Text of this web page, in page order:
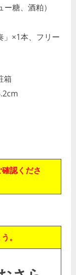
糖、酒粕）
」×1本、フリー
箱
認くださ
。